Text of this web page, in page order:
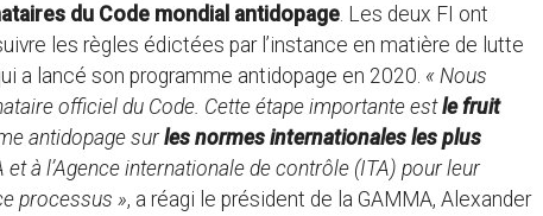
du Code mondial antidopage . Les deux FI ont
les règles édictées par l’instance en matière de lutte
a lancé son programme antidopage en 2020. « Nous
officiel du Code. Cette étape importante estle fruit
antidopage surles normes internationales les plus
à l’Agence internationale de contrôle (ITA) pour leur
processus », a réagi le président de la GAMMA, Alexander